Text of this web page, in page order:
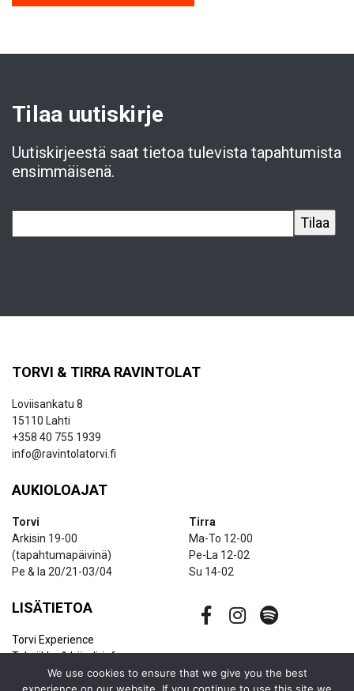
Tilaa uutiskirje
Uutiskirjeestä saat tietoa tulevista tapahtumista
ensimmäisenä.
TORVI & TIRRA RAVINTOLAT
Loviisankatu 8
15110 Lahti
+358 40 755 1939
info@ravintolatorvi.fi
AUKIOLOAJAT
Torvi
Arkisin 19-00
(tapahtumapäivinä)
Pe & la 20/21-03/04
Tirra
Ma-To 12-00
Pe-La 12-02
Su 14-02
LISÄTIETOA
Torvi Experience
Tekniikka & bändi-info
Ravintolapalvelut
We use cookies to ensure that we give you the best